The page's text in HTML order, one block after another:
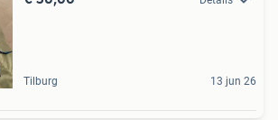
Tilburg 13 jun 26